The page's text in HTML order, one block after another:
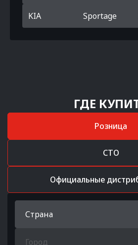
KIA Sportage
ГДЕ
Розница
СТО
Официальные
Страна
Город